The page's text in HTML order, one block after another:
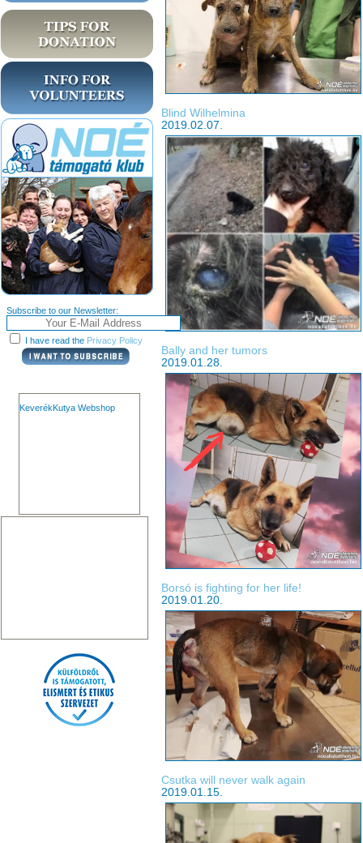
Subscribe to our Newsletter:
I have read the Privacy Policy
KeverékKutya Webshop
Blind Wilhelmina
2019.02.07.
Bally and her tumors
2019.01.28.
Borsó is fighting for her life!
2019.01.20.
Csutka will never walk again
2019.01.15.